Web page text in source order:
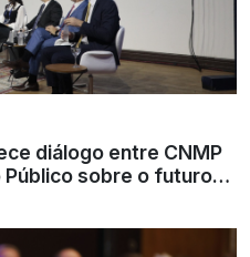
diálogo entre CNMP
sobre o futuro